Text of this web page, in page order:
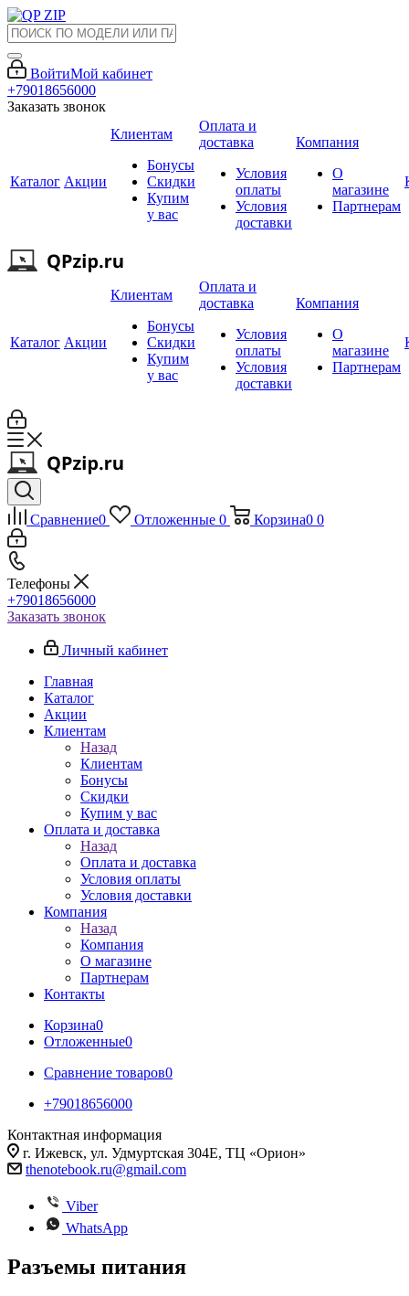
ВойтиМой кабинет
+79018656000
Заказать звонок
Каталог Акции
Клиентам
Бонусы
Скидки
Купим
у вас
Оплата и
доставка
Условия
оплаты
Условия
доставки
Компания
О
магазине
Партнерам
Каталог Акции
Клиентам
Бонусы
Скидки
Купим
у вас
Оплата и
доставка
Условия
оплаты
Условия
доставки
Компания
О
магазине
Партнерам
Сравнение0 Отложенные 0 Корзина0 0
Телефоны
+79018656000
Заказать звонок
Личный кабинет
Главная
Каталог
Акции
Клиентам
Назад
Клиентам
Бонусы
Скидки
Купим у вас
Оплата и доставка
Назад
Оплата и доставка
Условия оплаты
Условия доставки
Компания
Назад
Компания
О магазине
Партнерам
Контакты
Корзина0
Отложенные0
Сравнение товаров0
+79018656000
Контактная информация
г. Ижевск, ул. Удмуртская 304Е, ТЦ «Орион»
thenotebook.ru@gmail.com
Viber
WhatsApp
Разъемы питания